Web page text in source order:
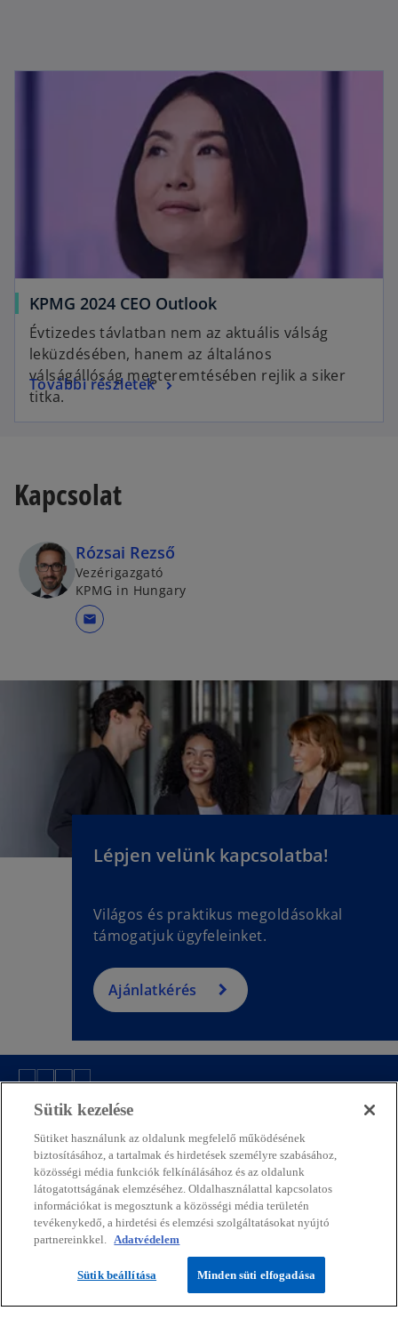
KPMG 2024 CEO Outlook
Évtizedes távlatban nem az aktuális válság
leküzdésében, hanem az általános
válságállóság megteremtésében rejlik a siker
titka.
További részletek
Kapcsolat
Rózsai Rezső
Vezérigazgató
KPMG in Hungary
mail
Lépjen velünk kapcsolatba!
Világos és praktikus megoldásokkal
támogatjuk ügyfeleinket.
Ajánlatkérés
Kapcsolat
Média
Rólunk
p
e
e
e
e
e
Jogi nyilatkozatAdatvédelemHozzáférhetőségSütikSegítség
Sütik kezelése
Sütiket használunk az oldalunk megfelelő működésének
biztosításához, a tartalmak és hirdetések személyre szabásához,
közösségi média funkciók felkínálásához és az oldalunk
látogatottságának elemzéséhez. Oldalhasználattal kapcsolatos
információkat is megosztunk a közösségi média területén
tevékenykedő, a hirdetési és elemzési szolgáltatásokat nyújtó
partnereinkkel. Adatvédelem
Sütik beállítása Minden süti elfogadása